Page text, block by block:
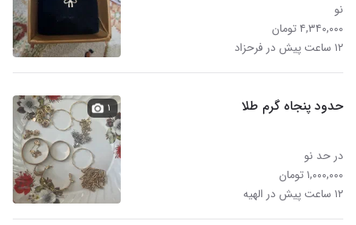
نو
۴,۳۴۰,۰۰۰ تومان
۱۲ ساعت پیش در فرحزاد
حدود پنجاه گرم طلا
در حد نو
۱,۰۰۰,۰۰۰ تومان
۱۲ ساعت پیش در الهیه
۱